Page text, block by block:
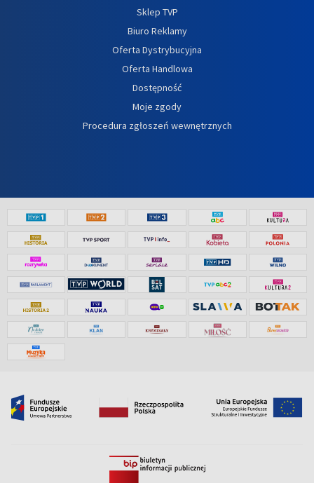
Sklep TVP
Biuro Reklamy
Oferta Dystrybucyjna
Oferta Handlowa
Dostępność
Moje zgody
Procedura zgłoszeń wewnętrznych